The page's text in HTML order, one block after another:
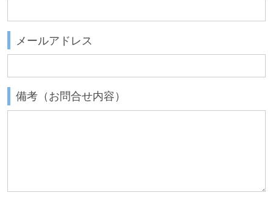
メールアドレス
備考（お問合せ内容）